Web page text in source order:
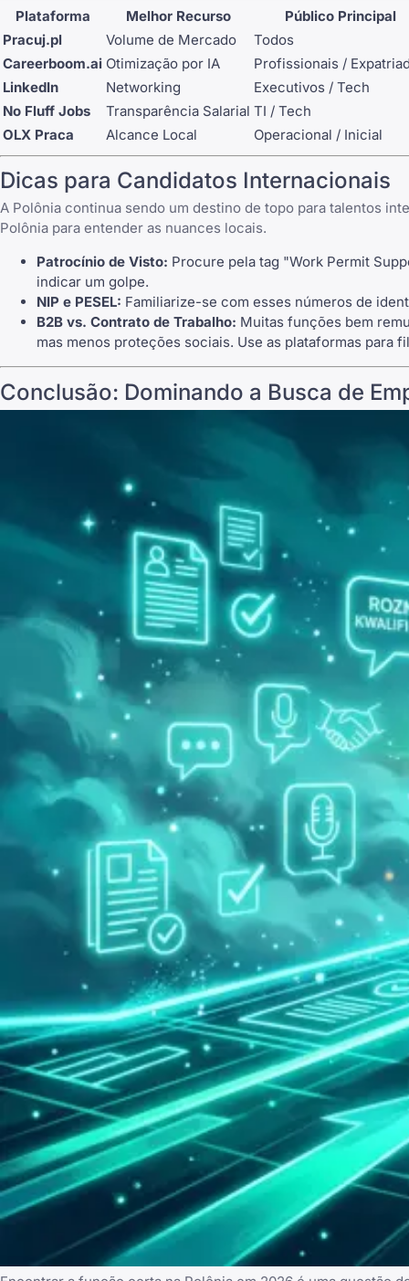
Plataforma Melhor Recurso
Público Principal
Pracuj.pl
Volume de Mercado
Todos
Careerboom.ai Otimização por IA
Profissionais /
LinkedIn
Networking
Executivos / Tech
No Fluff Jobs
Transparência Salarial TI / Tech
OLX Praca
Alcance Local Operacional / Inicial
Dicas para Candidatos Internacionais
A Polônia continua sendo um destino de topo para talentos
Polônia para entender as nuances locais.
Patrocínio de Visto: Procure pela tag "Work Permit
indicar um golpe.
NIP e PESEL: Familiarize-se com esses números de
B2B vs. Contrato de Trabalho: Muitas funções bem
mas menos proteções sociais. Use as plataformas para
Conclusão: Dominando a Busca de